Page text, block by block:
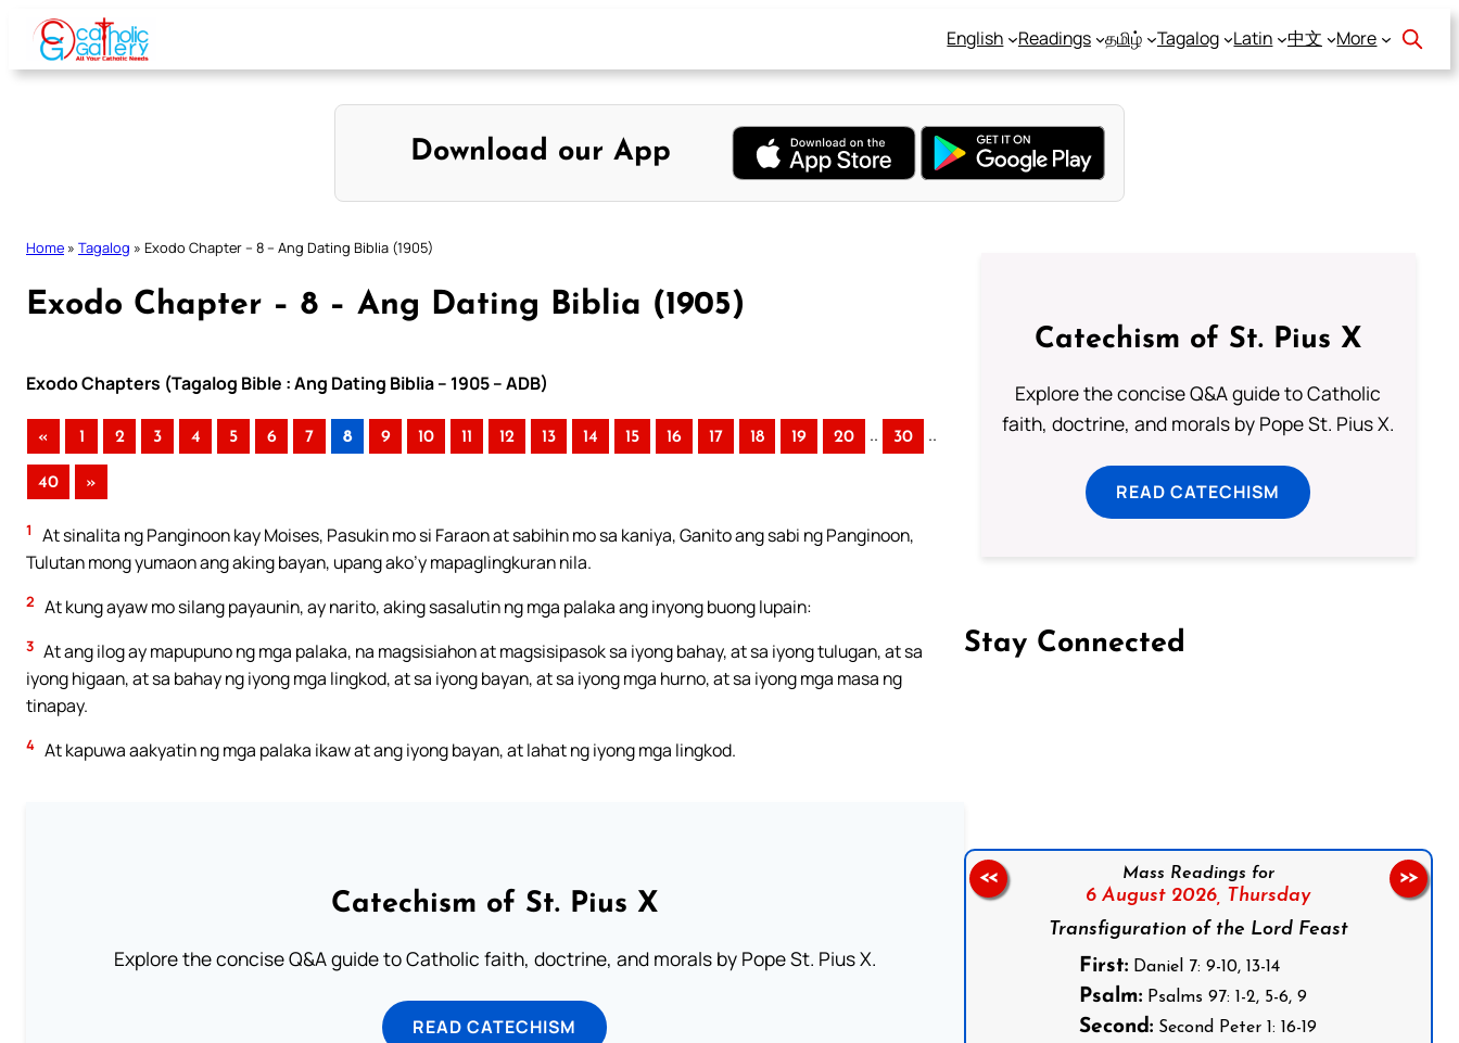
Skip
content
English Readings தமிழ் Tagalog Latin 中文 More
Download our App
Home » Tagalog » Exodo Chapter – 8 – Ang Dating Biblia (1905)
Exodo Chapter – 8 – Ang Dating Biblia (1905)
Exodo Chapters (Tagalog Bible : Ang Dating Biblia – 1905 – ADB)
« 1 2 3 4 5 6 7 8 9 10 11 12 13 14 15 16 17 18 19 20 .. 30 ..
40 »
1
At sinalita ng Panginoon kay Moises, Pasukin mo si Faraon at sabihin mo sa kaniya, Ganito ang sabi ng Panginoon,
Tulutan mong yumaon ang aking bayan, upang ako’y mapaglingkuran nila.
2 At kung ayaw mo silang payaunin, ay narito, aking sasalutin ng mga palaka ang inyong buong lupain:
3 At ang ilog ay mapupuno ng mga palaka, na magsisiahon at magsisipasok sa iyong bahay, at sa iyong tulugan, at sa
iyong higaan, at sa bahay ng iyong mga lingkod, at sa iyong bayan, at sa iyong mga hurno, at sa iyong mga masa ng
tinapay.
4 At kapuwa aakyatin ng mga palaka ikaw at ang iyong bayan, at lahat ng iyong mga lingkod.
Catechism of St. Pius X
Explore the concise Q&A guide to Catholic faith, doctrine, and morals by Pope St. Pius X.
READ CATECHISM
Catechism of St. Pius X
Explore the concise Q&A guide to Catholic
faith, doctrine, and morals by Pope St. Pius X.
READ CATECHISM
Stay Connected
Mass Readings for
6 August 2026, Thursday
Transfiguration of the Lord Feast
First: Daniel 7: 9-10, 13-14
Psalm: Psalms 97: 1-2, 5-6, 9
Second: Second Peter 1: 16-19
<< >>